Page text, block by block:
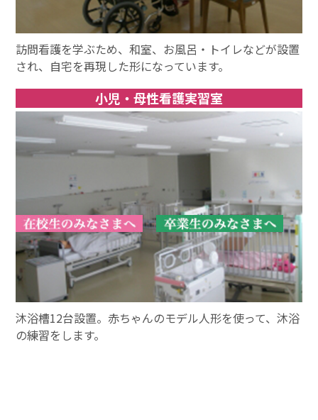
訪問看護を学ぶため、和室、お風呂・トイレなどが設置
され、自宅を再現した形になっています。
小児・母性看護実習室
沐浴槽12台設置。赤ちゃんのモデル人形を使って、沐浴
の練習をします。